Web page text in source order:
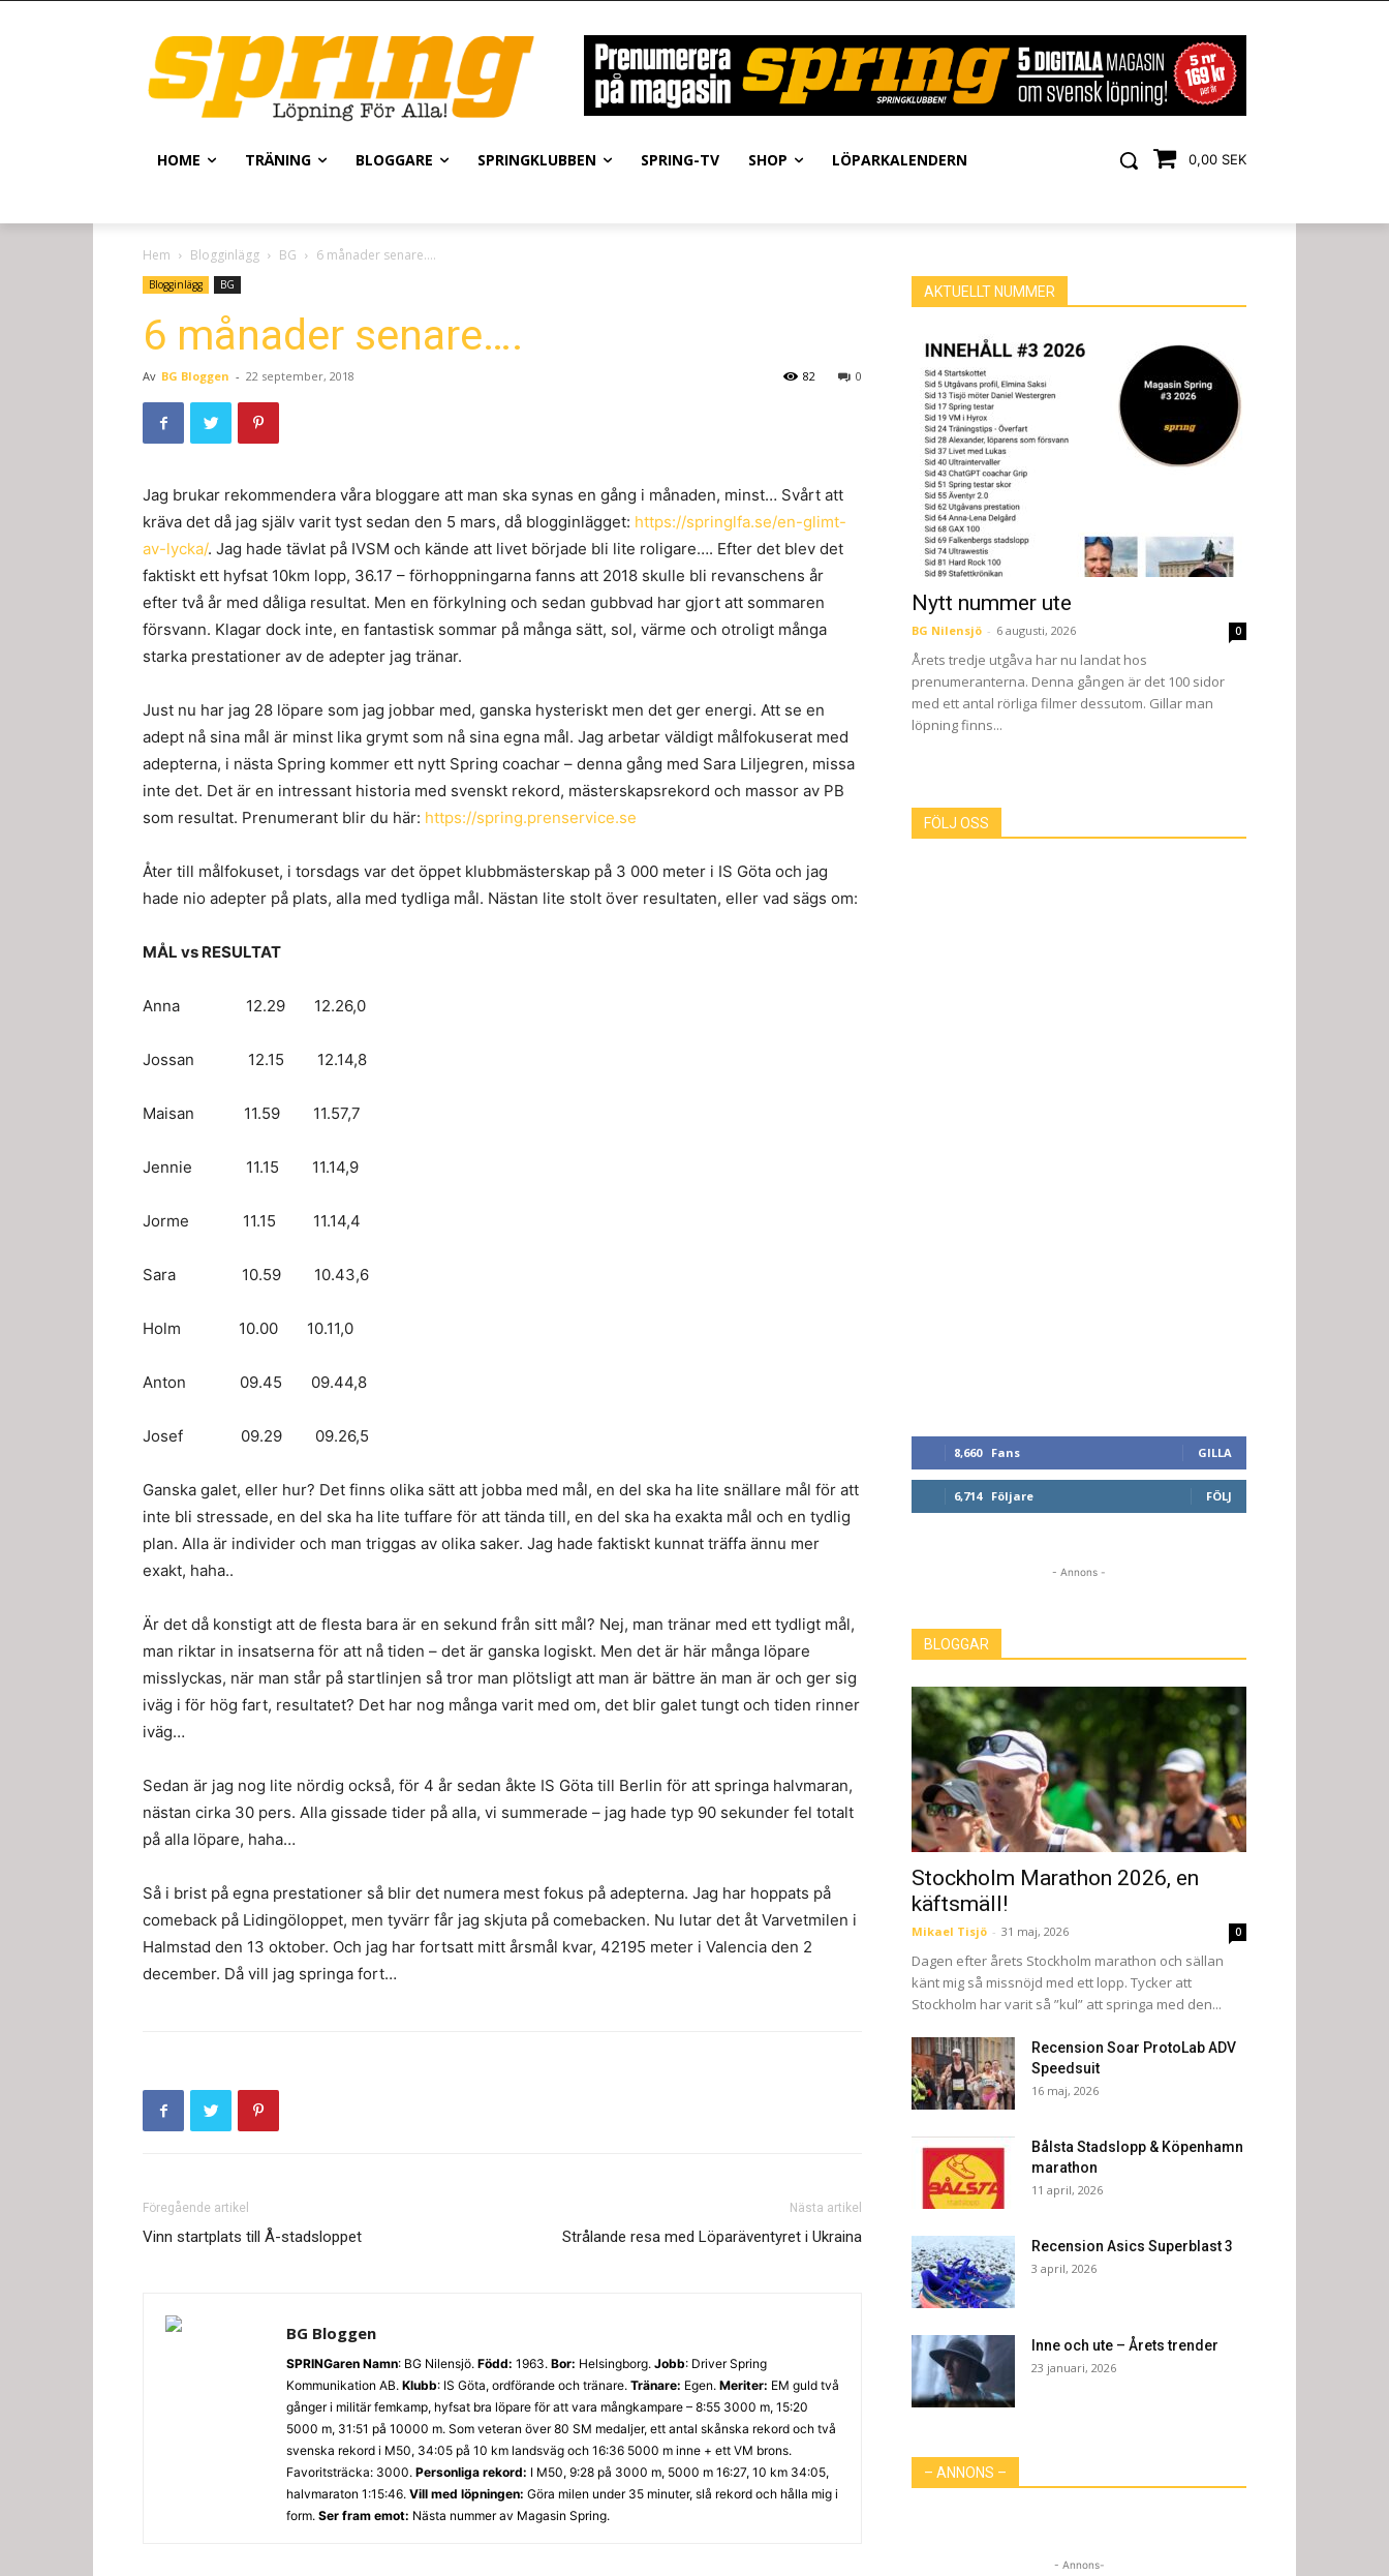
0,00 SEK
HOME TRÄNING BLOGGARE SPRINGKLUBBEN SPRING-TV SHOP LÖPARKALENDERN
Hem Blogginlägg BG 6 månader senare….
Blogginlägg BG
6 månader senare….
Av BG Bloggen - 22 september, 2018 0
82
Jag brukar rekommendera våra bloggare att man ska synas en gång i månaden, minst… Svårt att
kräva det då jag själv varit tyst sedan den 5 mars, då blogginlägget: https://springlfa.se/en-glimt-
av-lycka/. Jag hade tävlat på IVSM och kände att livet började bli lite roligare…. Efter det blev det
faktiskt ett hyfsat 10km lopp, 36.17 – förhoppningarna fanns att 2018 skulle bli revanschens år
efter två år med dåliga resultat. Men en förkylning och sedan gubbvad har gjort att sommaren
försvann. Klagar dock inte, en fantastisk sommar på många sätt, sol, värme och otroligt många
starka prestationer av de adepter jag tränar.
Just nu har jag 28 löpare som jag jobbar med, ganska hysteriskt men det ger energi. Att se en
adept nå sina mål är minst lika grymt som nå sina egna mål. Jag arbetar väldigt målfokuserat med
adepterna, i nästa Spring kommer ett nytt Spring coachar – denna gång med Sara Liljegren, missa
inte det. Det är en intressant historia med svenskt rekord, mästerskapsrekord och massor av PB
som resultat. Prenumerant blir du här: https://spring.prenservice.se
Åter till målfokuset, i torsdags var det öppet klubbmästerskap på 3 000 meter i IS Göta och jag
hade nio adepter på plats, alla med tydliga mål. Nästan lite stolt över resultaten, eller vad sägs om:
MÅL vs RESULTAT
Anna 12.29 12.26,0
Jossan 12.15 12.14,8
Maisan 11.59 11.57,7
Jennie 11.15 11.14,9
Jorme 11.15 11.14,4
Sara 10.59 10.43,6
Holm 10.00 10.11,0
Anton 09.45 09.44,8
Josef 09.29 09.26,5
Ganska galet, eller hur? Det finns olika sätt att jobba med mål, en del ska ha lite snällare mål för att
inte bli stressade, en del ska ha lite tuffare för att tända till, en del ska ha exakta mål och en tydlig
plan. Alla är individer och man triggas av olika saker. Jag hade faktiskt kunnat träffa ännu mer
exakt, haha..
Är det då konstigt att de flesta bara är en sekund från sitt mål? Nej, man tränar med ett tydligt mål,
man riktar in insatserna för att nå tiden – det är ganska logiskt. Men det är här många löpare
misslyckas, när man står på startlinjen så tror man plötsligt att man är bättre än man är och ger sig
iväg i för hög fart, resultatet? Det har nog många varit med om, det blir galet tungt och tiden rinner
iväg…
Sedan är jag nog lite nördig också, för 4 år sedan åkte IS Göta till Berlin för att springa halvmaran,
nästan cirka 30 pers. Alla gissade tider på alla, vi summerade – jag hade typ 90 sekunder fel totalt
på alla löpare, haha…
Så i brist på egna prestationer så blir det numera mest fokus på adepterna. Jag har hoppats på
comeback på Lidingöloppet, men tyvärr får jag skjuta på comebacken. Nu lutar det åt Varvetmilen i
Halmstad den 13 oktober. Och jag har fortsatt mitt årsmål kvar, 42195 meter i Valencia den 2
december. Då vill jag springa fort…
Föregående artikel
Vinn startplats till Å-stadsloppet
Nästa artikel
Strålande resa med Löparäventyret i Ukraina
BG Bloggen
SPRINGaren Namn: BG Nilensjö. Född: 1963. Bor: Helsingborg. Jobb: Driver Spring
Kommunikation AB. Klubb: IS Göta, ordförande och tränare. Tränare: Egen. Meriter: EM guld två
gånger i militär femkamp, hyfsat bra löpare för att vara mångkampare – 8:55 3000 m, 15:20
5000 m, 31:51 på 10000 m. Som veteran över 80 SM medaljer, ett antal skånska rekord och två
svenska rekord i M50, 34:05 på 10 km landsväg och 16:36 5000 m inne + ett VM brons.
Favoritsträcka: 3000. Personliga rekord: I M50, 9:28 på 3000 m, 5000 m 16:27, 10 km 34:05,
halvmaraton 1:15:46. Vill med löpningen: Göra milen under 35 minuter, slå rekord och hålla mig i
form. Ser fram emot: Nästa nummer av Magasin Spring.
AKTUELLT NUMMER
Nytt nummer ute
BG Nilensjö - 6 augusti, 2026 0
Årets tredje utgåva har nu landat hos
prenumeranterna. Denna gången är det 100 sidor
med ett antal rörliga filmer dessutom. Gillar man
löpning finns...
FÖLJ OSS
8,660 Fans GILLA
6,714 Följare FÖLJ
- Annons -
BLOGGAR
Stockholm Marathon 2026, en
käftsmäll!
Mikael Tisjö - 31 maj, 2026 0
Dagen efter årets Stockholm marathon och sällan
känt mig så missnöjd med ett lopp. Tycker att
Stockholm har varit så ”kul” att springa med den...
Recension Soar ProtoLab ADV
Speedsuit
16 maj, 2026
Bålsta Stadslopp & Köpenhamn
marathon
11 april, 2026
Recension Asics Superblast 3
3 april, 2026
Inne och ute – Årets trender
23 januari, 2026
– ANNONS –
- Annons-